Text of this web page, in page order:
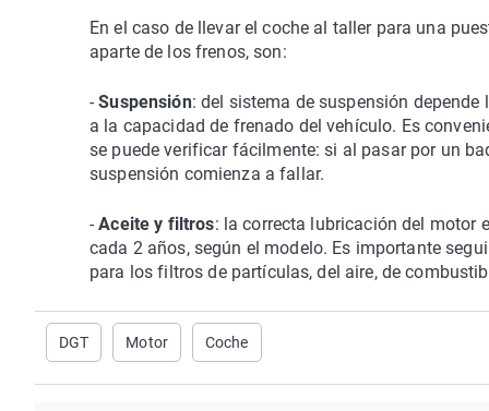
En el caso de llevar el coche al taller para una
aparte de los frenos, son:
-Suspensión: del sistema de suspensión
a la capacidad de frenado del vehículo. Es
se puede verificar fácilmente: si al pasar por un
suspensión comienza a fallar.
-Aceite y filtros: la correcta lubricación del motor
cada 2 años, según el modelo. Es importante
para los filtros de partículas, del aire, de
DGT Motor Coche